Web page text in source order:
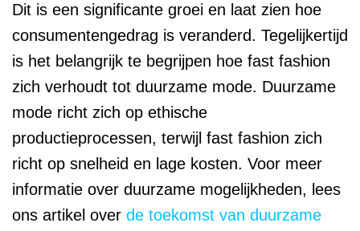
Dit is een significante groei en laat zien hoe
consumentengedrag is veranderd. Tegelijkertijd
is het belangrijk te begrijpen hoe fast fashion
zich verhoudt tot duurzame mode. Duurzame
mode richt zich op ethische
productieprocessen, terwijl fast fashion zich
richt op snelheid en lage kosten. Voor meer
informatie over duurzame mogelijkheden, lees
ons artikel over de toekomst van duurzame